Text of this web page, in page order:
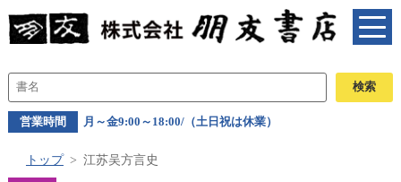
営業時間 月～金9:00～18:00/（土日祝は休業）
トップ 江苏吴方言史